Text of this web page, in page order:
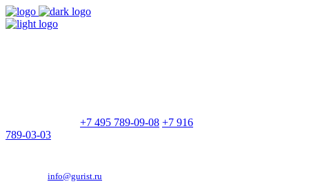
+7 495 789-09-08 +7 916
789-03-03
info@gurist.ru